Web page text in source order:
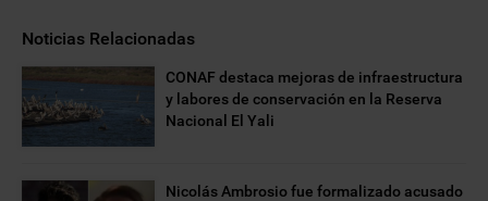
Noticias Relacionadas
CONAF destaca mejoras de infraestructura
y labores de conservación en la Reserva
Nacional El Yali
Nicolás Ambrosio fue formalizado acusado